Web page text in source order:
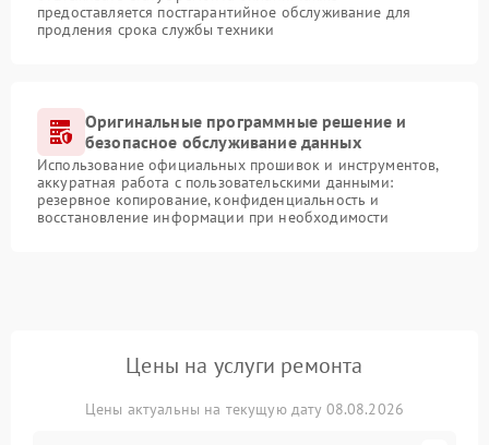
предоставляется постгарантийное обслуживание для
продления срока службы техники
Оригинальные программные решение и
безопасное обслуживание данных
Использование официальных прошивок и инструментов,
аккуратная работа с пользовательскими данными:
резервное копирование, конфиденциальность и
восстановление информации при необходимости
Цены на услуги ремонта
Цены актуальны на текущую дату 08.08.2026